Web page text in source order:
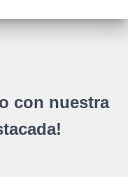
con nuestra